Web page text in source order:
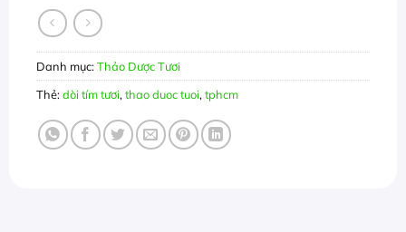
Danh mục:Thảo Dược Tươi
Thẻ:dòi tím tươi,thao duoc tuoi,tphcm